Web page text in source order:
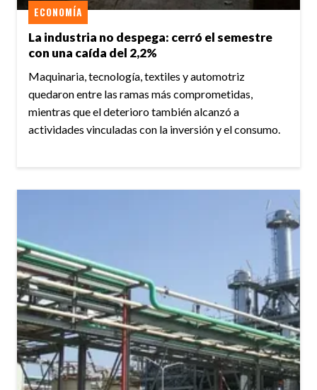
La industria no despega: cerró el semestre
con una caída del 2,2%
ECONOMÍA
Maquinaria, tecnología, textiles y automotriz
quedaron entre las ramas más comprometidas,
mientras que el deterioro también alcanzó a
actividades vinculadas con la inversión y el consumo.